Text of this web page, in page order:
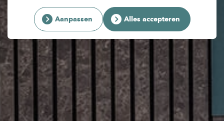
Aanpassen Alles accepteren